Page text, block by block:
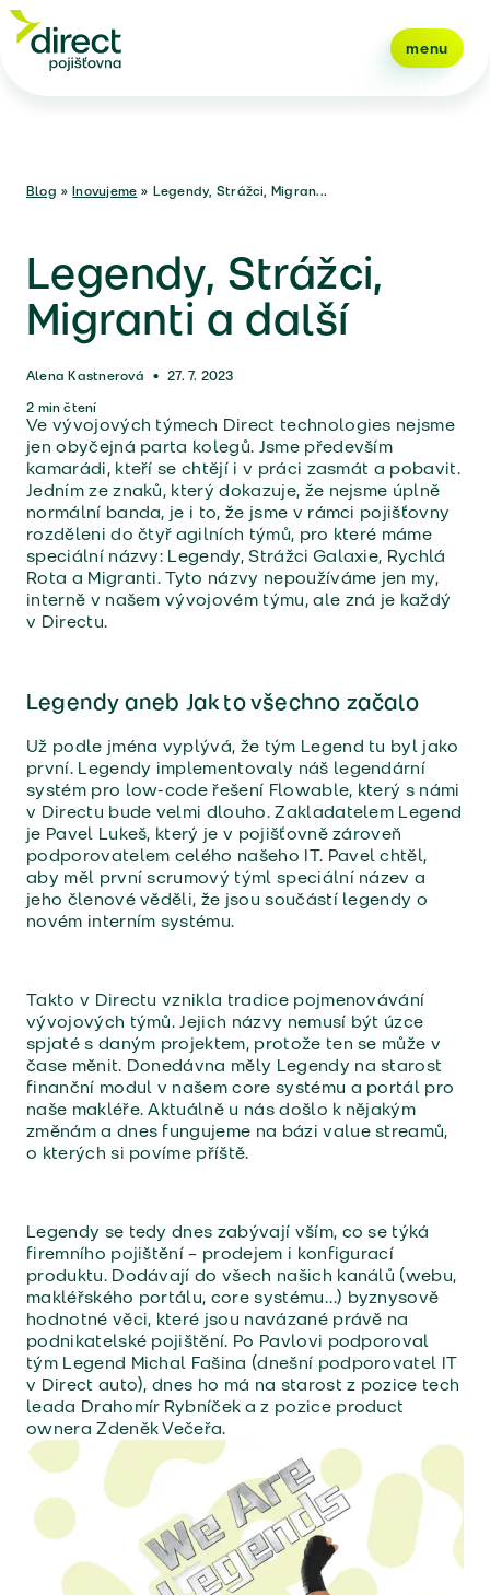
menu
Blog » Inovujeme » Legendy, Strážci, Migran...
Legendy, Strážci,
Migranti a další
Alena Kastnerová • 27. 7. 2023
2 min čtení
Ve vývojových týmech Direct technologies nejsme
jen obyčejná parta kolegů. Jsme především
kamarádi, kteří se chtějí i v práci zasmát a pobavit.
Jedním ze znaků, který dokazuje, že nejsme úplně
normální banda, je i to, že jsme v rámci pojišťovny
rozděleni do čtyř agilních týmů, pro které máme
speciální názvy: Legendy, Strážci Galaxie, Rychlá
Rota a Migranti. Tyto názvy nepoužíváme jen my,
interně v našem vývojovém týmu, ale zná je každý
v Directu.
Legendy aneb Jak to všechno začalo
Už podle jména vyplývá, že tým Legend tu byl jako
první. Legendy implementovaly náš legendární
systém pro low-code řešení Flowable, který s námi
v Directu bude velmi dlouho. Zakladatelem Legend
je Pavel Lukeš, který je v pojišťovně zároveň
podporovatelem celého našeho IT. Pavel chtěl,
aby měl první scrumový týml speciální název a
jeho členové věděli, že jsou součástí legendy o
novém interním systému.
Takto v Directu vznikla tradice pojmenovávání
vývojových týmů. Jejich názvy nemusí být úzce
spjaté s daným projektem, protože ten se může v
čase měnit. Donedávna měly Legendy na starost
finanční modul v našem core systému a portál pro
naše makléře. Aktuálně u nás došlo k nějakým
změnám a dnes fungujeme na bázi value streamů,
o kterých si povíme příště.
Legendy se tedy dnes zabývají vším, co se týká
firemního pojištění – prodejem i konfigurací
produktu. Dodávají do všech našich kanálů (webu,
makléřského portálu, core systému…) byznysově
hodnotné věci, které jsou navázané právě na
podnikatelské pojištění. Po Pavlovi podporoval
tým Legend Michal Fašina (dnešní podporovatel IT
v Direct auto), dnes ho má na starost z pozice tech
leada Drahomír Rybníček a z pozice product
ownera Zdeněk Večeřa.